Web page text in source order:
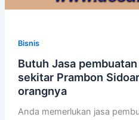
Bisnis
Butuh Jasa
sekitar Prambon
orangnya
Anda memerlukan jasa